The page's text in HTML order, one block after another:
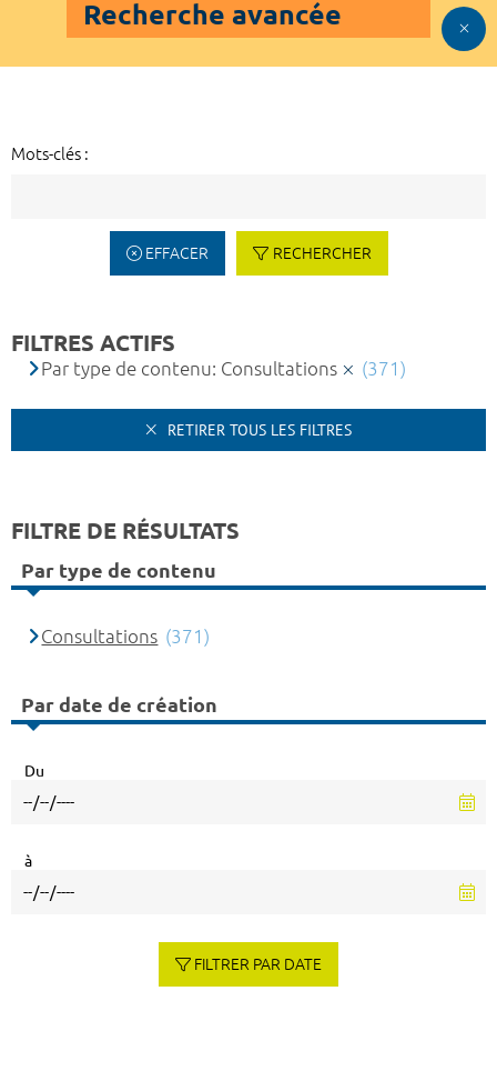
Recherche avancée
Mots-clés :
EFFACER RECHERCHER
FILTRES ACTIFS
Par type de contenu: Consultations (371)
RETIRER TOUS LES FILTRES
FILTRE DE RÉSULTATS
Par type de contenu
Consultations (371)
Par date de création
Du
à
FILTRER PAR DATE